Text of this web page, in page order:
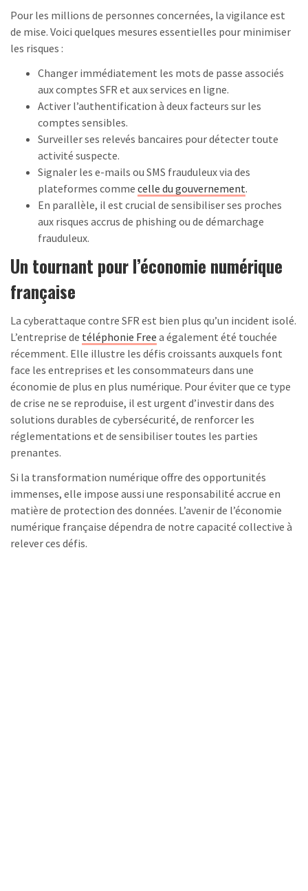
Pour les millions de personnes concernées, la vigilance est
de mise. Voici quelques mesures essentielles pour minimiser
les risques :
Changer immédiatement les mots de passe associés
aux comptes SFR et aux services en ligne.
Activer l’authentification à deux facteurs sur les
comptes sensibles.
Surveiller ses relevés bancaires pour détecter toute
activité suspecte.
Signaler les e-mails ou SMS frauduleux via des
plateformes comme celle du gouvernement.
En parallèle, il est crucial de sensibiliser ses proches
aux risques accrus de phishing ou de démarchage
frauduleux.
Un tournant pour l’économie numérique
française
La cyberattaque contre SFR est bien plus qu’un incident isolé.
L’entreprise de téléphonie Free a également été touchée
récemment. Elle illustre les défis croissants auxquels font
face les entreprises et les consommateurs dans une
économie de plus en plus numérique. Pour éviter que ce type
de crise ne se reproduise, il est urgent d’investir dans des
solutions durables de cybersécurité, de renforcer les
réglementations et de sensibiliser toutes les parties
prenantes.
Si la transformation numérique offre des opportunités
immenses, elle impose aussi une responsabilité accrue en
matière de protection des données. L’avenir de l’économie
numérique française dépendra de notre capacité collective à
relever ces défis.